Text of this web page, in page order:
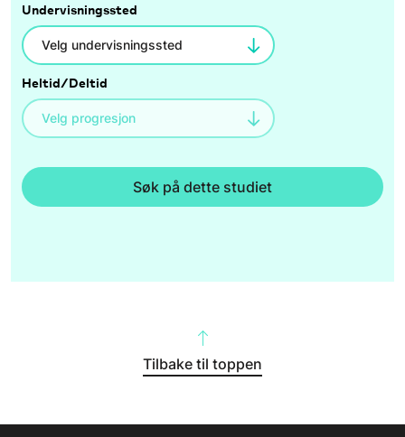
Undervisningssted
Heltid/Deltid
Søk på dette studiet
Tilbake til toppen